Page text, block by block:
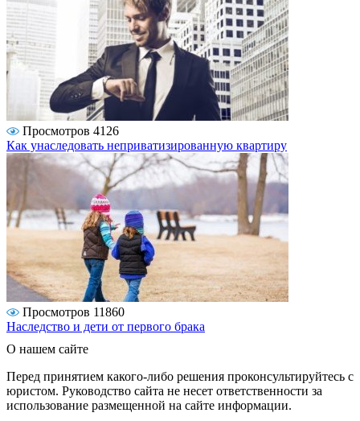
Просмотров 4126
Как унаследовать неприватизированную квартиру
Просмотров 11860
Наследство и дети от первого брака
О нашем сайте
Перед принятием какого-либо решения проконсультируйтесь с
юристом. Руководство сайта не несет ответственности за
использование размещенной на сайте информации.